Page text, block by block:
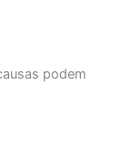
podem